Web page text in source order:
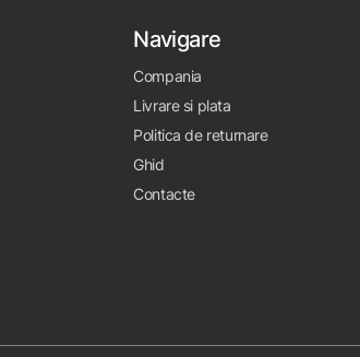
Navigare
Compania
Livrare si plata
Politica de returnare
Ghid
Contacte